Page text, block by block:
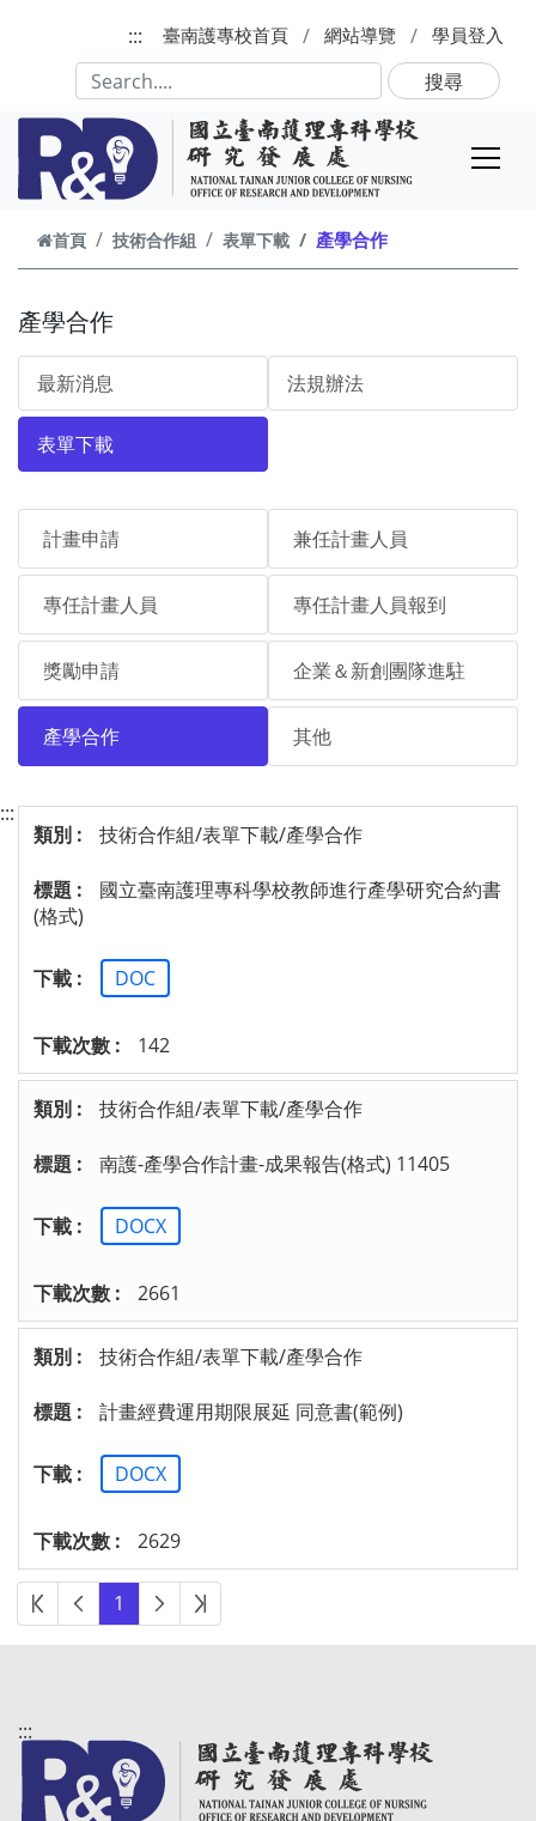
:::
臺南護專校首頁 網站導覽 學員登入
搜尋
首頁 技術合作組 表單下載 產學合作
產學合作
最新消息 法規辦法
表單下載
計畫申請 兼任計畫人員
專任計畫人員 專任計畫人員報到
獎勵申請 企業＆新創團隊進駐
產學合作 其他
:::
技術合作組/表單下載/產學合作
國立臺南護理專科學校教師進行產學研究合約書
(格式)
DOC
142
技術合作組/表單下載/產學合作
南護-產學合作計畫-成果報告(格式) 11405
DOCX
2661
技術合作組/表單下載/產學合作
計畫經費運用期限展延 同意書(範例)
DOCX
2629
第一頁上一頁
1 下一頁最後頁
:::